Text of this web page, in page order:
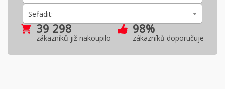
Seřadit:
39 298
zákazníků již nakoupilo
98%
zákazníků doporučuje